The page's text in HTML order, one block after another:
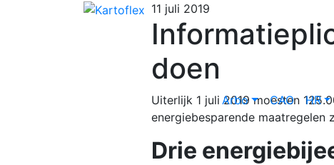
Arbo CAO HR
11 juli 2019
doen
Uiterlijk 1 juli 2019 moesten
energiebesparende maatregelen
Drie